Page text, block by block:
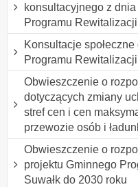
konsultacyjnego z
Programu
Konsultacje
Programu
Obwieszczenie o
dotyczących zmiany
stref cen i cen
przewozie osób i
Obwieszczenie o
projektu Gminnego
Suwałk do 2030 roku